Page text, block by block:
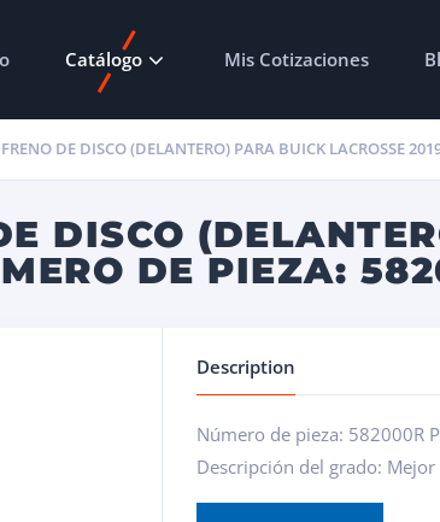
Catálogo Mis Cotizaciones
DE DISCO (DELANTERO) PARA BUICK LACROSSE
DISCO
DE PIEZA:
Description
Número de pieza: 582000R
Descripción del grado: Mejor